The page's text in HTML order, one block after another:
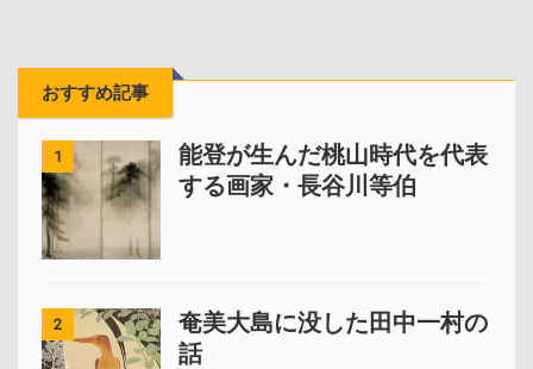
おすすめ記事
1
能登が生んだ桃山時代を代表
する画家・長谷川等伯
2
奄美大島に没した田中一村の
話